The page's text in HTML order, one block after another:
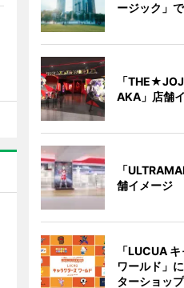
ージック」
「
AKA」店舗
「
舗イメージ
「LUCUA
ワールド」
ターショッ